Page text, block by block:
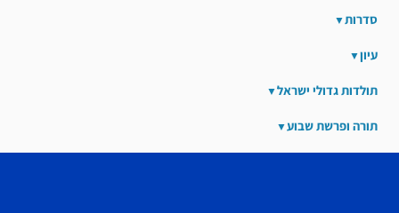
סדרות
עיון
תולדות גדולי ישראל
תורה ופרשת שבוע